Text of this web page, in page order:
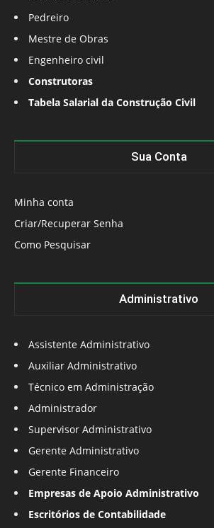
Pedreiro
Mestre de Obras
Engenheiro civil
Construtoras
Tabela Salarial da Construção Civil
Sua Conta
Minha conta
Criar/Recuperar Senha
Como Pesquisar
Administrativo
Assistente Administrativo
Auxiliar Administrativo
Técnico em Administração
Administrador
Supervisor Administrativo
Gerente Administrativo
Gerente Financeiro
Empresas de Apoio Administrativo
Escritórios de Contabilidade